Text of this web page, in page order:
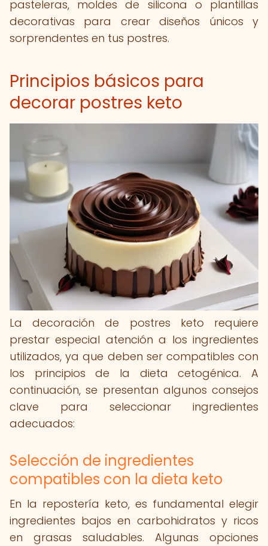
pasteleras, moldes de silicona o plantillas
decorativas para crear diseños únicos y
sorprendentes en tus postres.
Principios básicos para
decorar postres keto
La decoración de postres keto requiere
prestar especial atención a los ingredientes
utilizados, ya que deben ser compatibles con
los principios de la dieta cetogénica. A
continuación, se presentan algunos consejos
clave para seleccionar ingredientes
adecuados:
Selección de ingredientes
compatibles con la dieta keto
En la repostería keto, es fundamental elegir
ingredientes bajos en carbohidratos y ricos
en grasas saludables. Algunas opciones